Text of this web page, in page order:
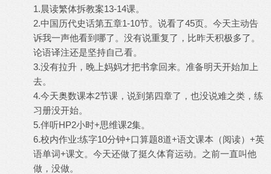
1.晨读繁体拆教案13-14课。
2.中国历代史话第五章1-10节。说看了45页。今天主动告
诉我一声他看到哪了。没有说重复了，比昨天积极多了。
论语译注还是坚持自己看。
3.没有拉升，晚上妈妈才把书拿回来。准备明天开始加上
去。
4.今天奥数课本2节课，说到第四章了，也没说难之类，练
习册没开始。
5.伴听HP2小时+思维课2集。
6.校内作业:练字10分钟+口算题8道+语文课本（阅读）+英
语单词+课文。今天还做了挺久体育运动。之前一直叫他
做，没做。